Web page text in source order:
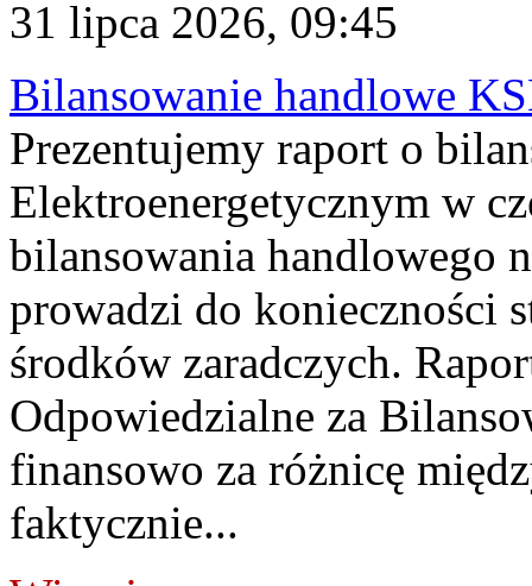
31 lipca 2026, 09:45
Bilansowanie handlowe
Prezentujemy raport o
Elektroenergetycznym w
bilansowania handlowego
prowadzi do konieczności
środków zaradczych.
Odpowiedzialne za
finansowo za różnicę
faktycznie...